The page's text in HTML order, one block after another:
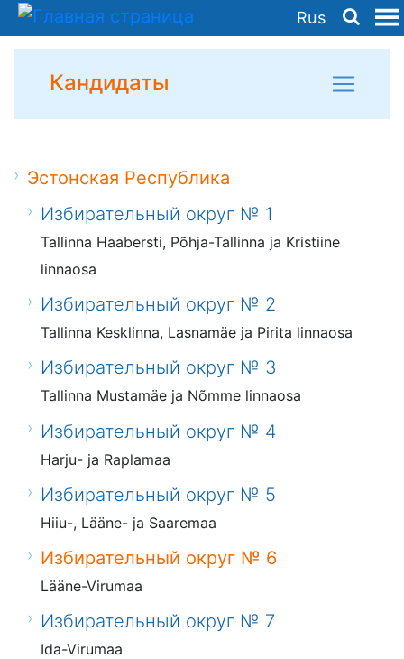
Rus
Кандидаты
Эстонская Республика
Избирательный округ № 1
Tallinna Haabersti, Põhja-Tallinna ja Kristiine
linnaosa
Избирательный округ № 2
Tallinna Kesklinna, Lasnamäe ja Pirita linnaosa
Избирательный округ № 3
Tallinna Mustamäe ja Nõmme linnaosa
Избирательный округ № 4
Harju- ja Raplamaa
Избирательный округ № 5
Hiiu-, Lääne- ja Saaremaa
Избирательный округ № 6
Lääne-Virumaa
Избирательный округ № 7
Ida-Virumaa